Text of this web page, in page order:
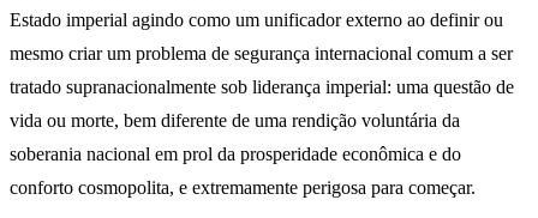
Estado imperial agindo como um unificador externo ao definir ou
mesmo criar um problema de segurança internacional comum a ser
tratado supranacionalmente sob liderança imperial: uma questão de
vida ou morte, bem diferente de uma rendição voluntária da
soberania nacional em prol da prosperidade econômica e do
conforto cosmopolita, e extremamente perigosa para começar.